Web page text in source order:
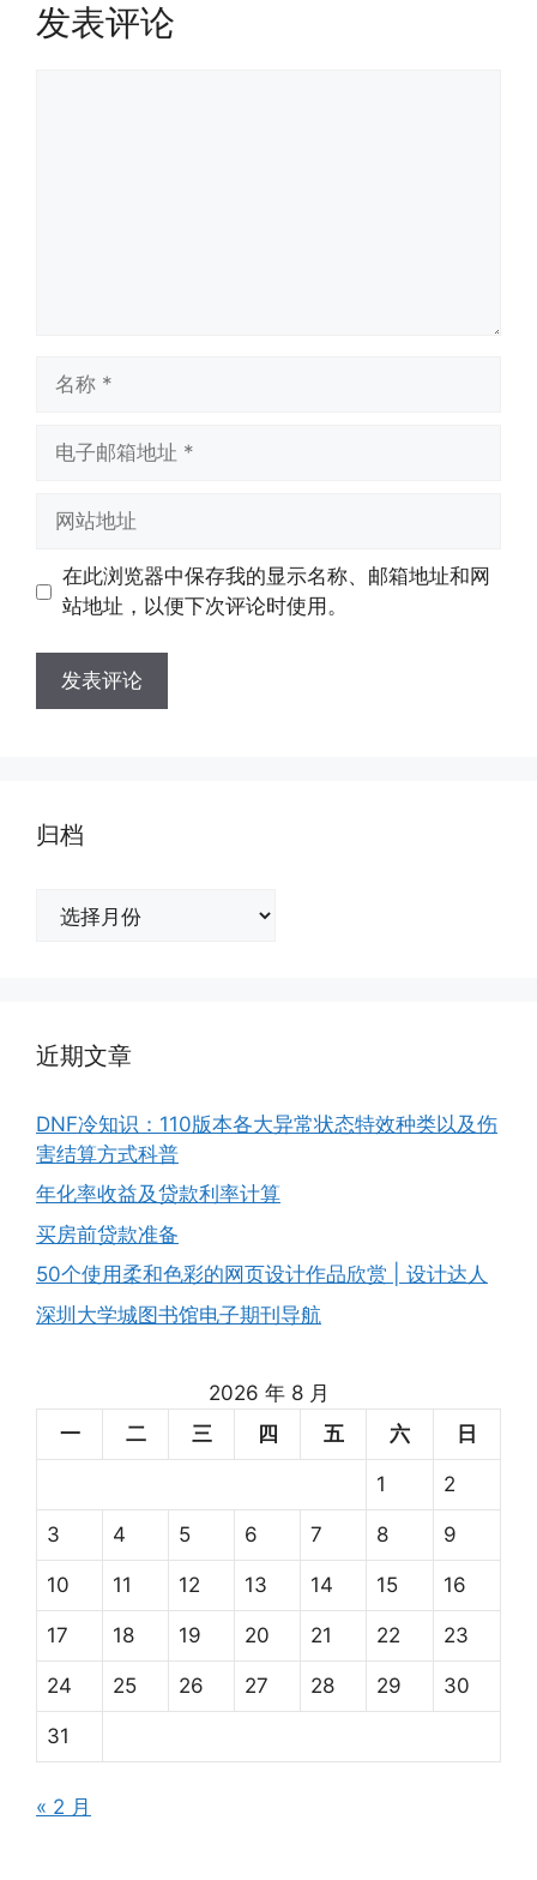
发表评论
址
址
在此浏览器中保存我的显示名称、邮箱地址和网
站地址，以便下次评论时使用。
归档
近期文章
DNF冷知识：110版本各大异常状态特效种类以及伤
害结算方式科普
年化率收益及贷款利率计算
买房前贷款准备
50个使用柔和色彩的网页设计作品欣赏 | 设计达人
深圳大学城图书馆电子期刊导航
2026 年 8 月
一
二 三 四 五 六 日
1 2
3 4 5 6 7 8 9
10 11 12 13 14 15 16
17 18 19 20 21 22 23
24 25 26 27 28 29 30
31
« 2 月